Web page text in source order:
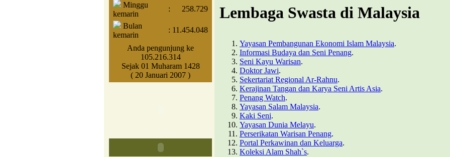
Minggu
kemarin
:
258.729
Bulan
kemarin
: 11.454.048
Anda pengunjung ke
105.216.314
Sejak 01 Muharam 1428
( 20 Januari 2007 )
Lembaga Swasta di Malaysia
Yayasan Pembangunan Ekonomi Islam Malaysia.
Informasi Budaya dan Seni Penang.
Seni Kayu Warisan.
Doktor Jawi.
Sekertariat Regional Ar-Rahnu.
Kerajinan Tangan dan Karya Seni Artis Asia.
Penang Watch.
Yayasan Salam Malaysia.
Kaki Seni.
Yayasan Dunia Melayu.
Perserikatan Warisan Penang.
Portal Perkawinan dan Keluarga.
Koleksi Alam Shah`s.